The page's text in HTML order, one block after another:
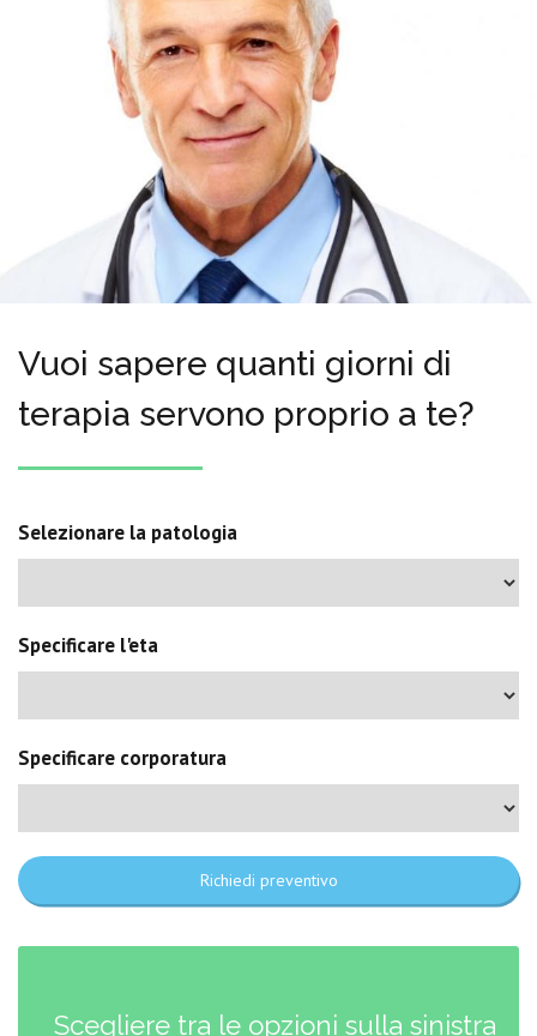
Vuoi sapere quanti giorni di
terapia servono proprio a te?
Selezionare la patologia
Specificare l'eta
Specificare corporatura
Richiedi preventivo
Scegliere tra le opzioni sulla sinistra